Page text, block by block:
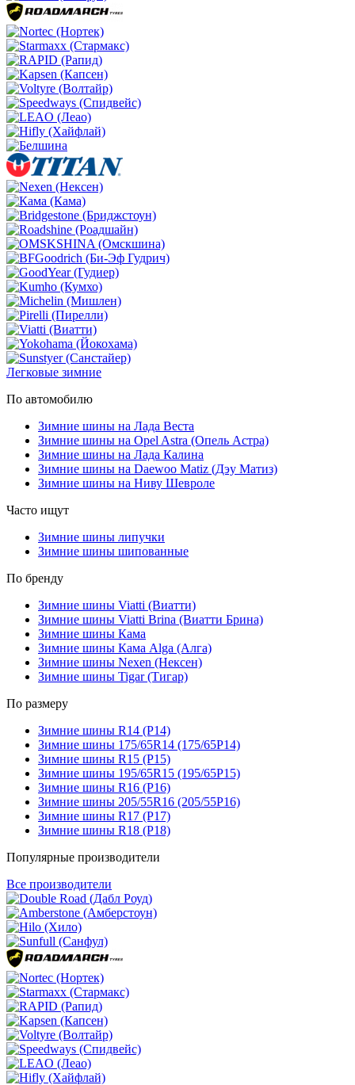
Легковые зимние
По автомобилю
Зимние шины на Лада Веста
Зимние шины на Opel Astra (Опель Астра)
Зимние шины на Лада Калина
Зимние шины на Daewoo Matiz (Дэу Матиз)
Зимние шины на Ниву Шевроле
Часто ищут
Зимние шины липучки
Зимние шины шипованные
По бренду
Зимние шины Viatti (Виатти)
Зимние шины Viatti Brina (Виатти Брина)
Зимние шины Кама
Зимние шины Кама Alga (Алга)
Зимние шины Nexen (Нексен)
Зимние шины Tigar (Тигар)
По размеру
Зимние шины R14 (Р14)
Зимние шины 175/65R14 (175/65Р14)
Зимние шины R15 (Р15)
Зимние шины 195/65R15 (195/65Р15)
Зимние шины R16 (Р16)
Зимние шины 205/55R16 (205/55Р16)
Зимние шины R17 (Р17)
Зимние шины R18 (Р18)
Популярные производители
Все производители